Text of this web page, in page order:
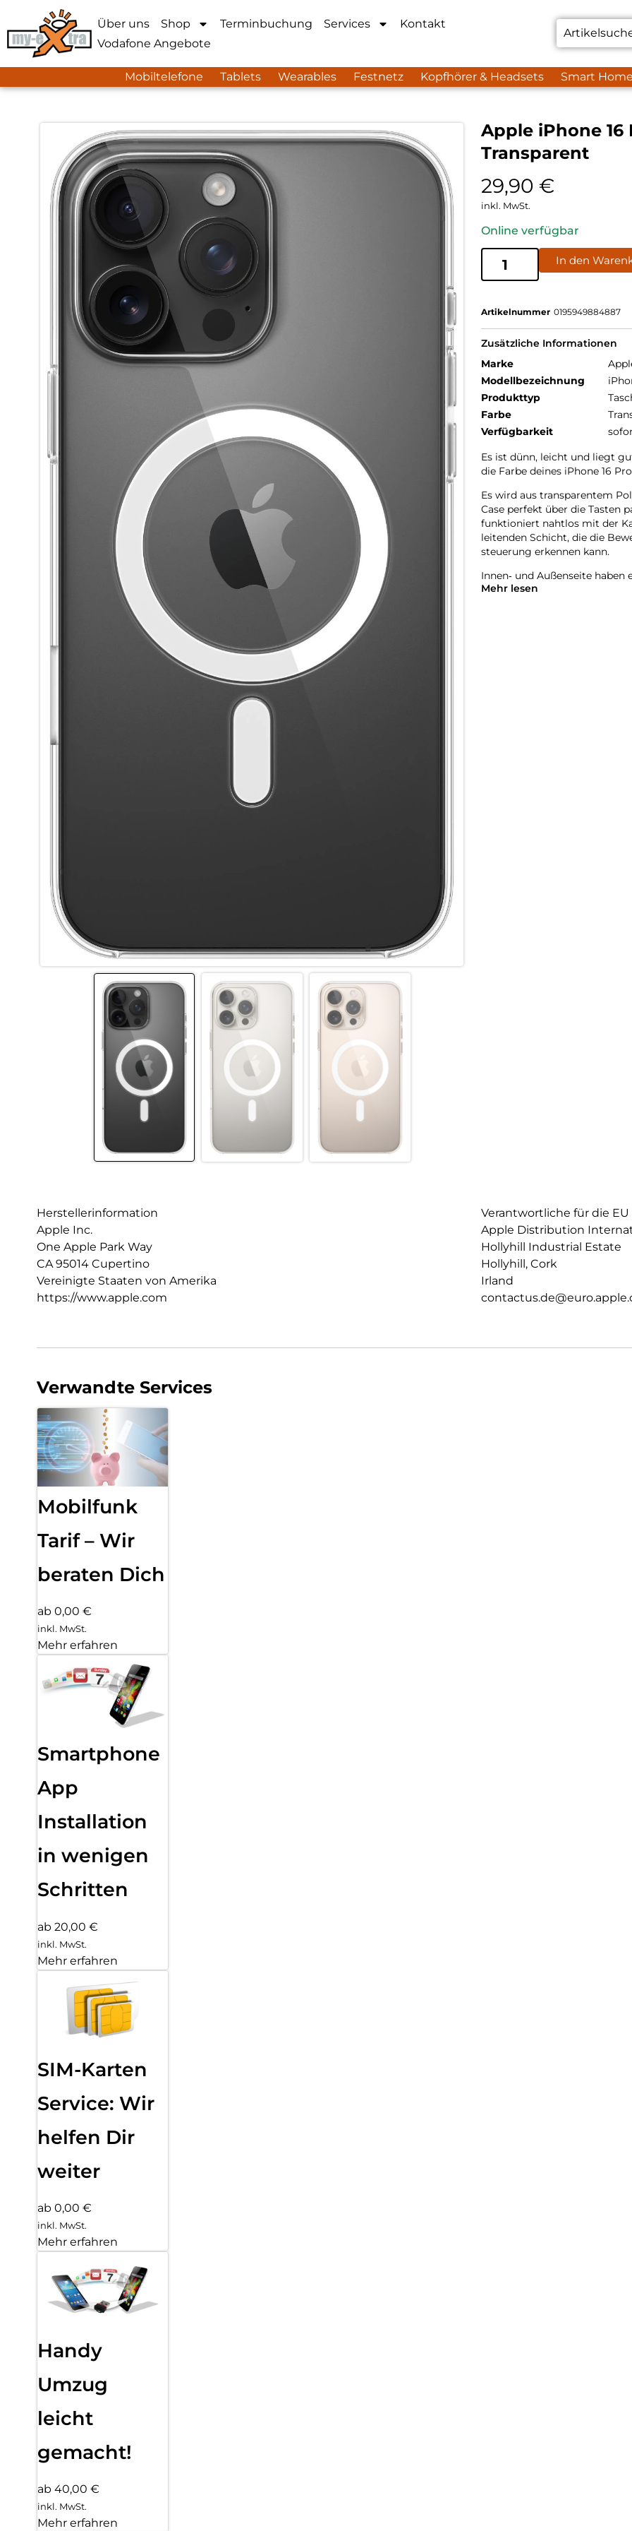
Über uns Shop Terminbuchung Services
Kontakt
Vodafone Angebote
Mobiltelefone Tablets Wearables Festnetz Kopfhörer & Headsets Smart
Apple iPhone 16
Transparent
29,90 €
inkl. MwSt.
Online verfügbar
In den
Artikelnummer 0195949884887
Zusätzliche Informationen
Marke
Modellbezeichnung
Produkttyp
Farbe
Verfügbarkeit
Es ist dünn, leicht und liegt
die Farbe deines iPhone 16
Es wird aus transparentem
Case perfekt über die Tasten
funktioniert nahtlos mit der
leitenden Schicht, die die
steuerung erkennen kann.
Innen‑ und Außenseite
Beschich­tungen wurden
Mehr lesen
Herstellerinformation
Apple Inc.
One Apple Park Way
CA 95014 Cupertino
Vereinigte Staaten von Amerika
https://www.apple.com
Verantwortliche für die EU
Apple Distribution
Hollyhill Industrial Estate
Hollyhill, Cork
Irland
Verwandte Services
Mobilfunk
Tarif – Wir
beraten Dich
ab 0,00 €
inkl. MwSt.
Mehr erfahren
Smartphone
App
Installation
in wenigen
Schritten
ab 20,00 €
inkl. MwSt.
Mehr erfahren
SIM-Karten
Service: Wir
helfen Dir
weiter
ab 0,00 €
inkl. MwSt.
Mehr erfahren
Handy
Umzug
leicht
gemacht!
ab 40,00 €
inkl. MwSt.
Mehr erfahren